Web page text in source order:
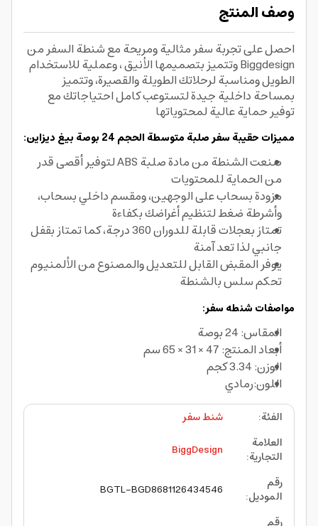
وصف المنتج
احصل على تجربة سفر مثالية ومريحة مع شنطة السفر من
Biggdesign وتتميز بتصميمها الأنيق ، وعملية للاستخدام
الطويل ومناسبة لرحلاتك الطويلة والقصيرة، وتتميز
بمساحة داخلية جيدة لتستوعب كامل احتياجاتك مع
توفير حماية عالية لمحتوياتها
مميزات حقيبة سفر صلبة متوسطة الحجم 24 بوصة بيغ ديزاين:
صنعت الشنطة من مادة صلبة ABS لتوفير أقصى قدر
من الحماية للمحتويات
مزودة بسحاب على الوجهين، ومقسم داخلي بسحاب،
وأشرطة ضغط لتنظيم أغراضك بكفاءة
تمتاز بعجلات قابلة للدوران 360 درجة، كما تمتاز بقفل
جانبي لذا تعد آمنة
يوفر المقبض القابل للتعديل والمصنوع من الألمنيوم
تحكم سلس بالشنطة
مواصفات شنطه سفر:
المقاس: 24 بوصة
أبعاد المنتج: 47 × 31 × 65 سم
الوزن: 3.34 كجم
اللون:رمادي
الفئة:
شنط سفر
العلامة
التجارية:
BiggDesign
رقم
الموديل:
BGTL-BGD8681126434546
رقم